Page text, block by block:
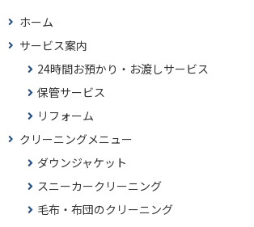
ホーム
サービス案内
24時間お預かり・お渡しサービス
保管サービス
リフォーム
クリーニングメニュー
ダウンジャケット
スニーカークリーニング
毛布・布団のクリーニング